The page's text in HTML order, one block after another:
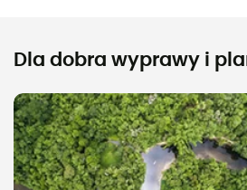
Dla dobra wyprawy i